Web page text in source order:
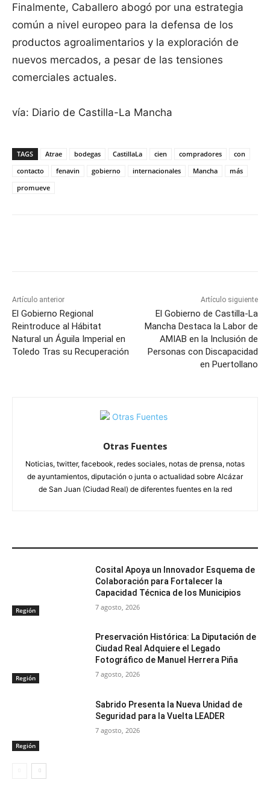
Finalmente, Caballero abogó por una estrategia
común a nivel europeo para la defensa de los
productos agroalimentarios y la exploración de
nuevos mercados, a pesar de las tensiones
comerciales actuales.
vía: Diario de Castilla-La Mancha
TAGS Atrae bodegas CastillaLa cien compradores
con
contacto
fenavin gobierno internacionales Mancha
más
promueve
Artículo anterior
El Gobierno Regional
Reintroduce al Hábitat
Natural un Águila Imperial en
Toledo Tras su Recuperación
Artículo siguiente
El Gobierno de Castilla-La
Mancha Destaca la Labor de
AMIAB en la Inclusión de
Personas con Discapacidad
en Puertollano
Otras Fuentes
Noticias, twitter, facebook, redes sociales, notas de prensa, notas
de ayuntamientos, diputación o junta o actualidad sobre Alcázar
de San Juan (Ciudad Real) de diferentes fuentes en la red
Región
Cosital Apoya un Innovador Esquema de
Colaboración para Fortalecer la
Capacidad Técnica de los Municipios
7 agosto, 2026
Región
Preservación Histórica: La Diputación de
Ciudad Real Adquiere el Legado
Fotográfico de Manuel Herrera Piña
7 agosto, 2026
Región
Sabrido Presenta la Nueva Unidad de
Seguridad para la Vuelta LEADER
7 agosto, 2026